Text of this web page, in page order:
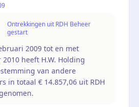
Ontrekkingen uit RDH Beheer
gestart
2009 tot en met
heeft H.W. Holding
van andere
in totaal € 14.857,06 uit RDH